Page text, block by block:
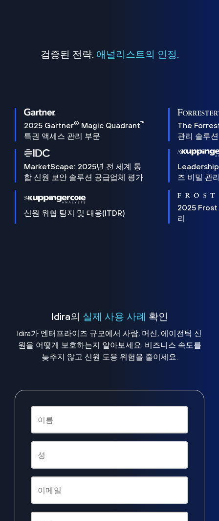
검증된 전략. 애널리스트의 인정.
2025 Gartner® Magic Quadrant™
특권 액세스 관리 부문
The
관리 솔루
MarketScape: 2025년 전 세계 통
합 신원 보안 솔루션 공급업체 평가
즈 비밀 관
신원 위협 탐지 및 대응(ITDR)
2025 Frost
리
Idira의 실제 사용 사례 확인
Idira가 엔터프라이즈 규모에서 사람, 머신, 에이전틱 신
원을 어떻게 보호하는지 알아보세요. 비즈니스 속도를
늦추지 않고 신원 도용 위험을 줄이세요.